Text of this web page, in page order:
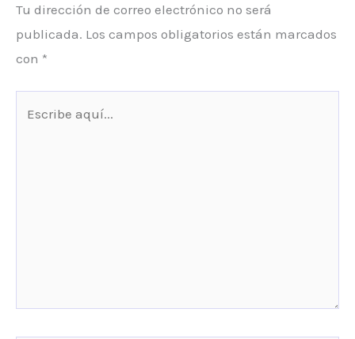
Tu dirección de correo electrónico no será
publicada. Los campos obligatorios están marcados
con *